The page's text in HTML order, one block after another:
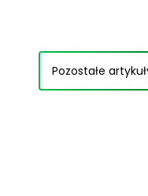
Pozostałe